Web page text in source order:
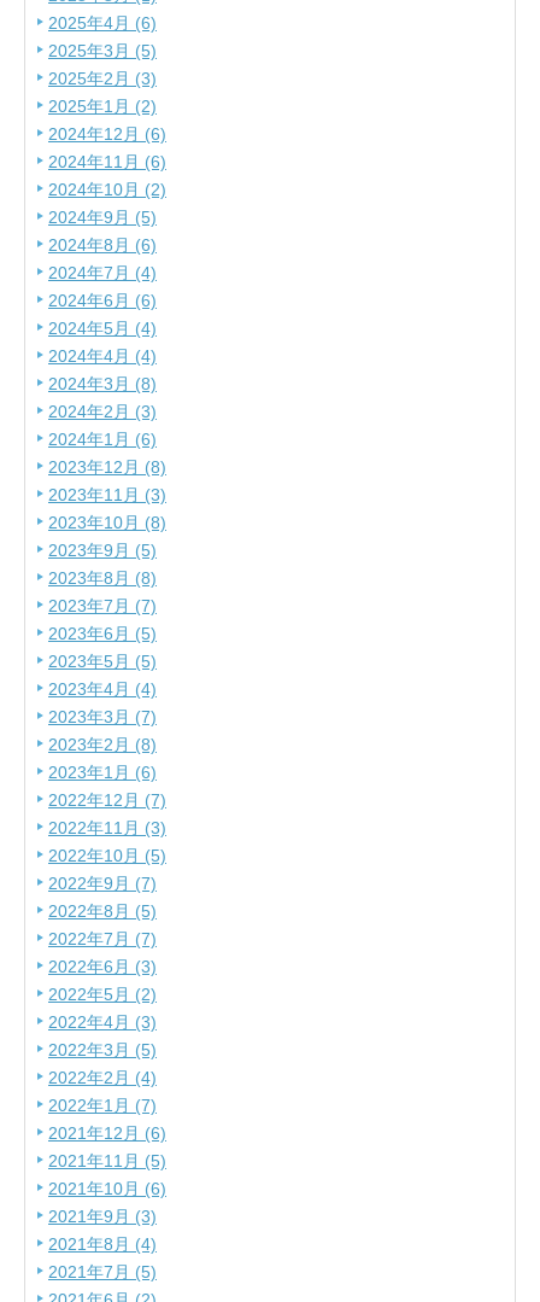
2025年4月 (6)
2025年3月 (5)
2025年2月 (3)
2025年1月 (2)
2024年12月 (6)
2024年11月 (6)
2024年10月 (2)
2024年9月 (5)
2024年8月 (6)
2024年7月 (4)
2024年6月 (6)
2024年5月 (4)
2024年4月 (4)
2024年3月 (8)
2024年2月 (3)
2024年1月 (6)
2023年12月 (8)
2023年11月 (3)
2023年10月 (8)
2023年9月 (5)
2023年8月 (8)
2023年7月 (7)
2023年6月 (5)
2023年5月 (5)
2023年4月 (4)
2023年3月 (7)
2023年2月 (8)
2023年1月 (6)
2022年12月 (7)
2022年11月 (3)
2022年10月 (5)
2022年9月 (7)
2022年8月 (5)
2022年7月 (7)
2022年6月 (3)
2022年5月 (2)
2022年4月 (3)
2022年3月 (5)
2022年2月 (4)
2022年1月 (7)
2021年12月 (6)
2021年11月 (5)
2021年10月 (6)
2021年9月 (3)
2021年8月 (4)
2021年7月 (5)